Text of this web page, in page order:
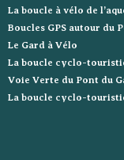
La boucle à vélo de
Boucles GPS autour du
Le Gard à Vélo
La boucle cyclo-
Voie Verte du Pont du
La boucle cyclo-